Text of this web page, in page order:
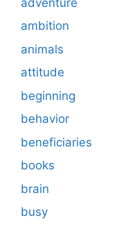
ambition
animals
attitude
beginning
behavior
beneficiaries
books
brain
busy